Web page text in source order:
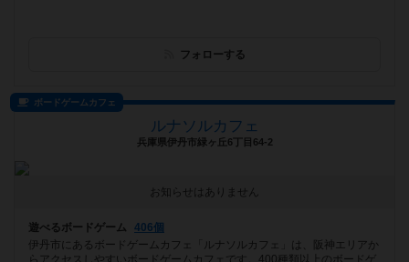
フォローする
ボードゲームカフェ
ルナソルカフェ
兵庫県伊丹市緑ヶ丘6丁目64-2
お知らせはありません
遊べるボードゲーム
406個
伊丹市にあるボードゲームカフェ「ルナソルカフェ」は、阪神エリアか
らアクセスしやすいボードゲームカフェです。400種類以上のボードゲ